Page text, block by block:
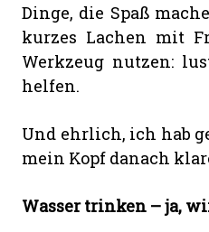
Dinge, die Spaß
kurzes Lachen mit
Werkzeug nutzen:
helfen.
Und ehrlich, ich hab
mein Kopf danach
Wasser trinken – ja,